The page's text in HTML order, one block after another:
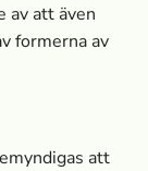
av att även
formerna av
att